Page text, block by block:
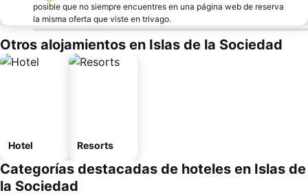
posible que no siempre encuentres en una página web de reserva
la misma oferta que viste en trivago.
Otros alojamientos en Islas de la Sociedad
Hotel Resorts
Categorías destacadas de hoteles en Islas de
la Sociedad